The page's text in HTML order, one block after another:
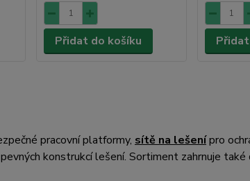
Přidat do košíku
pracovní platformy, sítě na lešenípro
konstrukcí lešení. Sortiment zahrnuje